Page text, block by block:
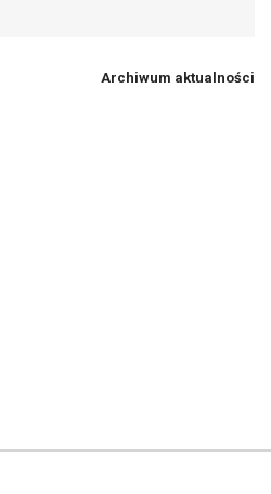
Archiwum aktualności